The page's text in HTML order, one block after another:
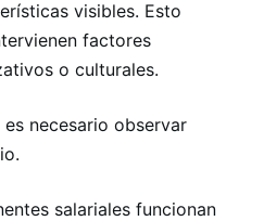
visibles. Esto
factores
o culturales.
necesario observar
salariales funcionan